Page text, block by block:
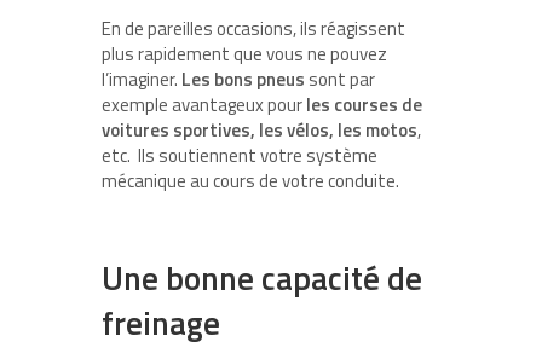
En de pareilles occasions, ils réagissent
plus rapidement que vous ne pouvez
l’imaginer. Les bons pneus sont par
exemple avantageux pourles courses de
voitures sportives, les vélos, les motos,
etc. Ils soutiennent votre système
mécanique au cours de votre conduite.
Une bonne capacité de
freinage